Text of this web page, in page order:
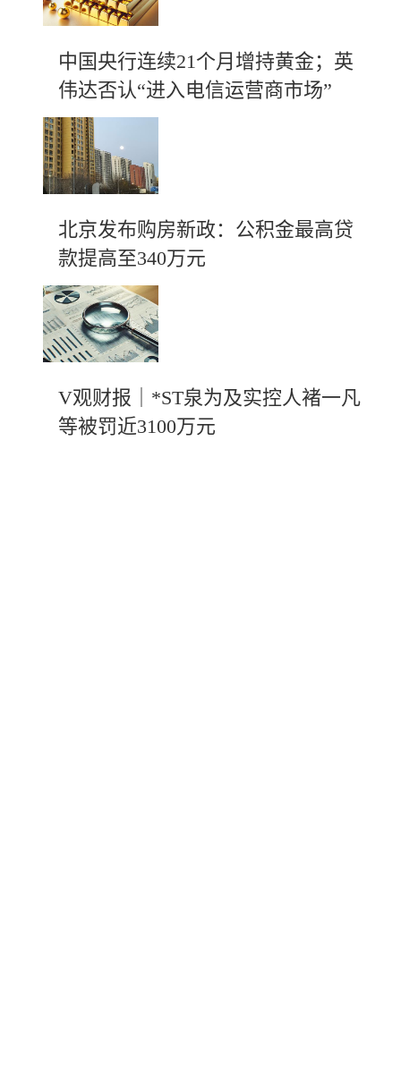
中国央行连续21个月增持黄金；英
伟达否认“进入电信运营商市场”
北京发布购房新政：公积金最高贷
款提高至340万元
V观财报｜*ST泉为及实控人褚一凡
等被罚近3100万元